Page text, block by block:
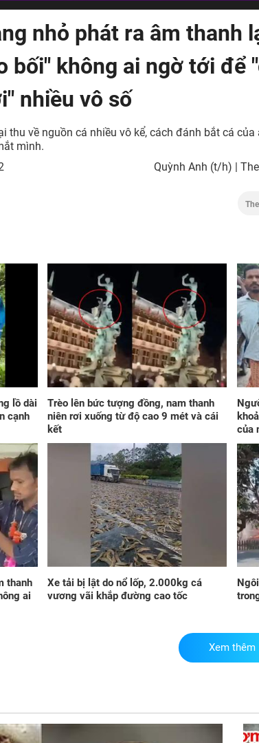
nhỏ phát ra âm thanh
bối" không ai ngờ tới để
nhiều vô số
thu về nguồn cá nhiều vô kể, cách đánh bắt cá của
mình.
Quỳnh Anh (t/h) |
lồ dài
cạnh
Trèo lên bức tượng đồng, nam thanh
niên rơi xuống từ độ cao 9 mét và cái
kết
của
thanh
ai
Xe tải bị lật do nổ lốp, 2.000kg cá
vương vãi khắp đường cao tốc
Xem thêm